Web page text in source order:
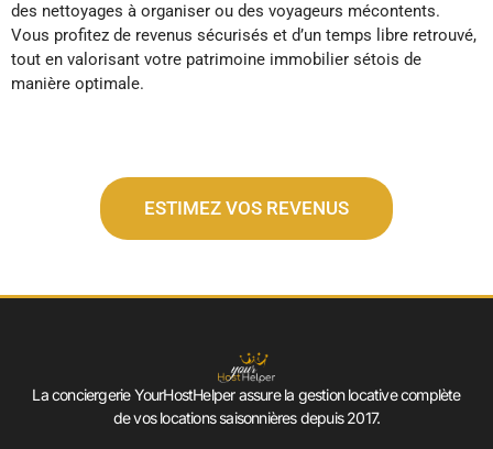
des nettoyages à organiser ou des voyageurs mécontents.
Vous profitez de revenus sécurisés et d’un temps libre retrouvé,
tout en valorisant votre patrimoine immobilier sétois de
manière optimale.
ESTIMEZ VOS REVENUS
La conciergerie YourHostHelper assure la gestion locative complète
de vos locations saisonnières depuis 2017.